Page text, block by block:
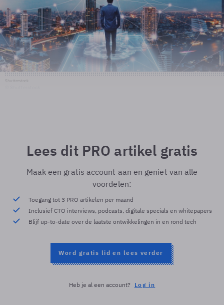
Lees dit PRO artikel gratis
Maak een gratis account aan en geniet van alle
voordelen:
Toegang tot 3 PRO artikelen per maand
Inclusief CTO interviews, podcasts, digitale specials en whitepapers
Blijf up-to-date over de laatste ontwikkelingen in en rond tech
Word gratis lid en lees verder
Heb je al een account? Log in